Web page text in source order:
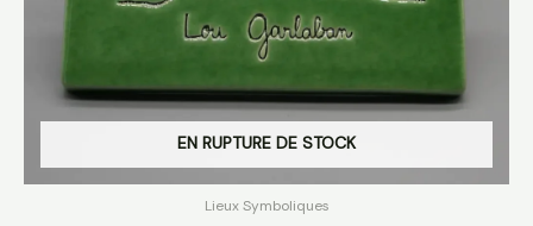
EN RUPTURE DE STOCK
Lieux Symboliques